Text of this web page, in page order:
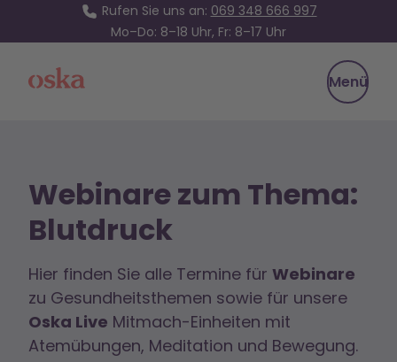
Rufen Sie uns an: 069 348 666 997
Mo–Do: 8–18 Uhr, Fr: 8–17 Uhr
Oska Health Menü
Webinare zum Thema:
Blutdruck
Hier finden Sie alle Termine für Webinare
zu Gesundheitsthemen sowie für unsere
Oska Live Mitmach-Einheiten mit
Atemübungen, Meditation und Bewegung.